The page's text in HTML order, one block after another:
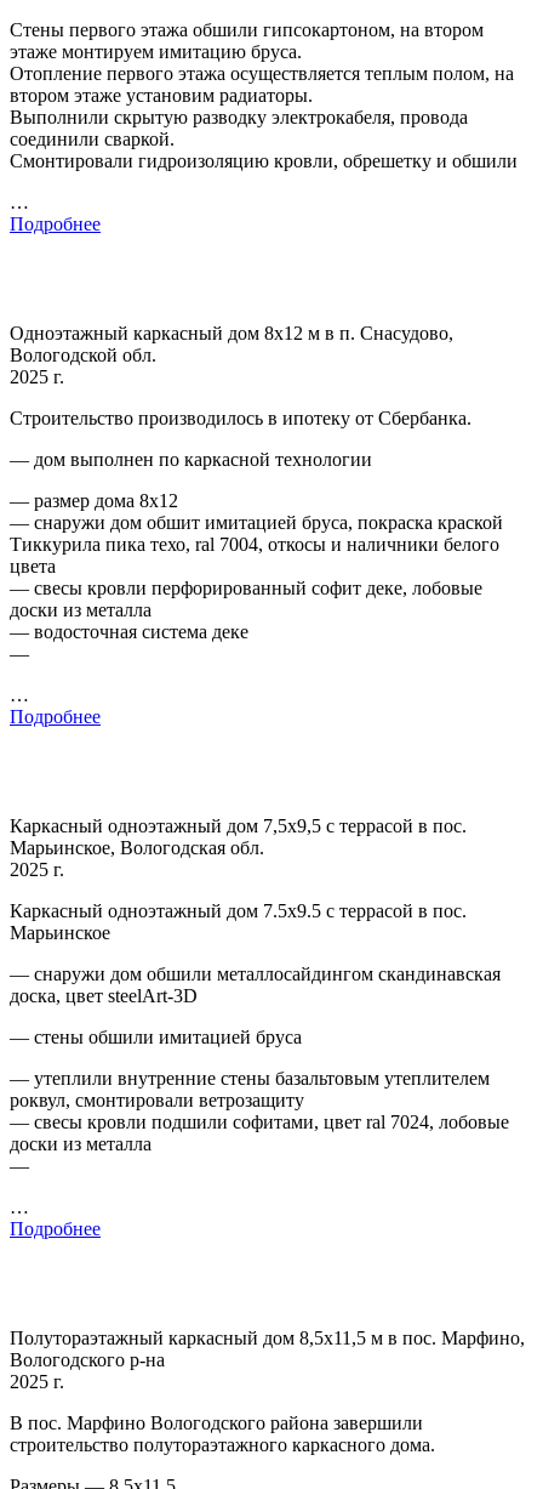
Стены первого этажа обшили гипсокартоном, на втором
этаже монтируем имитацию бруса.
Отопление первого этажа осуществляется теплым полом, на
втором этаже установим радиаторы.
Выполнили скрытую разводку электрокабеля, провода
соединили сваркой.
Смонтировали гидроизоляцию кровли, обрешетку и обшили
…
Подробнее
Одноэтажный каркасный дом 8х12 м в п. Снасудово,
Вологодской обл.
2025 г.
Строительство производилось в ипотеку от Сбербанка.
— дом выполнен по каркасной технологии
— размер дома 8х12
— снаружи дом обшит имитацией бруса, покраска краской
Тиккурила пика техо, ral 7004, откосы и наличники белого
цвета
— свесы кровли перфорированный софит деке, лобовые
доски из металла
— водосточная система деке
—
…
Подробнее
Каркасный одноэтажный дом 7,5х9,5 с террасой в пос.
Марьинское, Вологодская обл.
2025 г.
Каркасный одноэтажный дом 7.5х9.5 с террасой в пос.
Марьинское
— снаружи дом обшили металлосайдингом скандинавская
доска, цвет steelArt-3D
— стены обшили имитацией бруса
— утеплили внутренние стены базальтовым утеплителем
роквул, смонтировали ветрозащиту
— свесы кровли подшили софитами, цвет ral 7024, лобовые
доски из металла
—
…
Подробнее
Полутораэтажный каркасный дом 8,5х11,5 м в пос. Марфино,
Вологодского р-на
2025 г.
В пос. Марфино Вологодского района завершили
строительство полутораэтажного каркасного дома.